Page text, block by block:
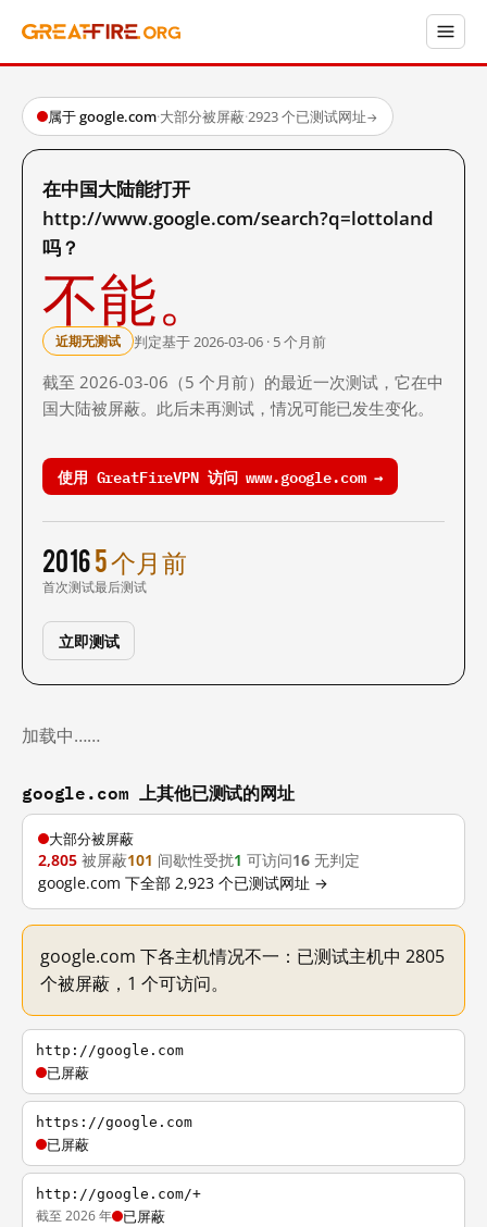
属于 google.com·大部分被屏蔽·2923 个已测试网址→
在中国大陆能打开
http://www.google.com/search?q=lottoland
吗？
不能。
近期无测试 判定基于 2026-03-06 · 5 个月前
截至 2026-03-06（5 个月前）的最近一次测试，它在中
国大陆被屏蔽。此后未再测试，情况可能已发生变化。
使用 GreatFireVPN 访问 www.google.com →
2016
首次测试
5 个月前
最后测试
立即测试
加载中……
google.com 上其他已测试的网址
大部分被屏蔽
2,805 被屏蔽101 间歇性受扰1 可访问16 无判定
google.com 下全部 2,923 个已测试网址 →
google.com 下各主机情况不一：已测试主机中 2805
个被屏蔽，1 个可访问。
http://google.com
已屏蔽
https://google.com
已屏蔽
http://google.com/+
截至 2026 年 已屏蔽